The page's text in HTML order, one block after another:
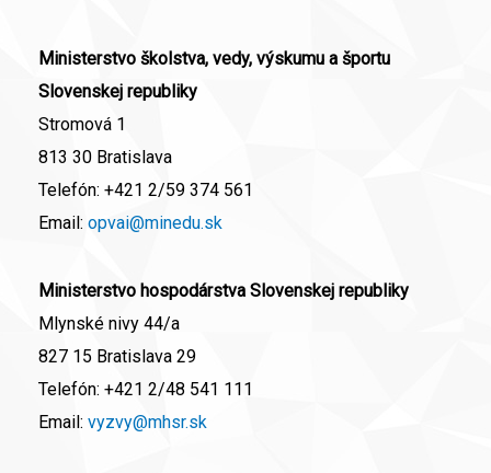
Ministerstvo školstva, vedy, výskumu a športu
Slovenskej republiky
Stromová 1
813 30 Bratislava
Telefón: +421 2/59 374 561
Email: opvai@minedu.sk
Ministerstvo hospodárstva Slovenskej republiky
Mlynské nivy 44/a
827 15 Bratislava 29
Telefón: +421 2/48 541 111
Email: vyzvy@mhsr.sk